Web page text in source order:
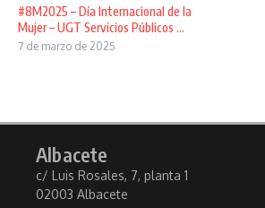
#8M2025 – Día Internacional de la
Mujer – UGT Servicios Públicos ...
7 de marzo de 2025
Albacete
c/ Luis Rosales, 7, planta 1
02003 Albacete